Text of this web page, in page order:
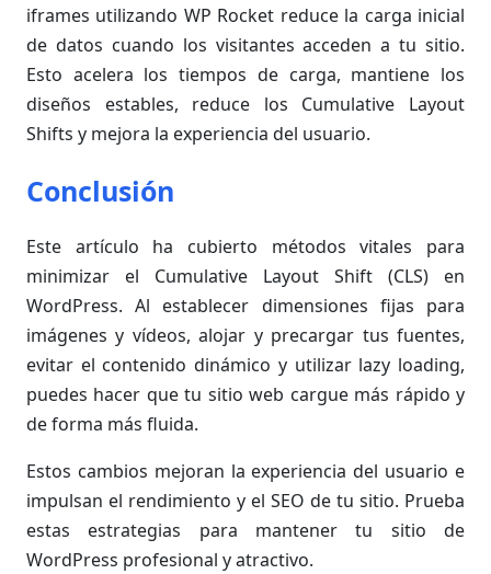
iframes utilizando WP Rocket reduce la carga inicial
de datos cuando los visitantes acceden a tu sitio.
Esto acelera los tiempos de carga, mantiene los
diseños estables, reduce los Cumulative Layout
Shifts y mejora la experiencia del usuario.
Conclusión
Este artículo ha cubierto métodos vitales para
minimizar el Cumulative Layout Shift (CLS) en
WordPress. Al establecer dimensiones fijas para
imágenes y vídeos, alojar y precargar tus fuentes,
evitar el contenido dinámico y utilizar lazy loading,
puedes hacer que tu sitio web cargue más rápido y
de forma más fluida.
Estos cambios mejoran la experiencia del usuario e
impulsan el rendimiento y el SEO de tu sitio. Prueba
estas estrategias para mantener tu sitio de
WordPress profesional y atractivo.